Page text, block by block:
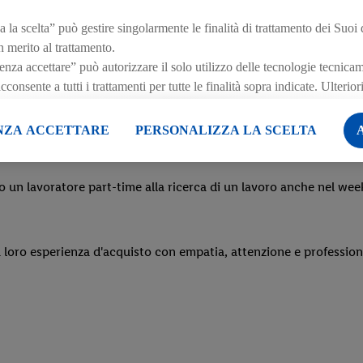
un’esperienza positiva per chi entra in negozio e contribuisci al
un buon servizio alla clientela.
lavoratore part-time alla ricerca di un lavoro anche nel
esperienza d'acquisto con empatia, attenzione e
la scelta” può gestire singolarmente le finalità di trattamento dei Suoi
al trattamento.
accettare” può autorizzare il solo utilizzo delle tecnologie
a tutti i trattamenti per tutte le finalità sopra indicate.
effetto per il futuro, sono disponibili nella nostra informativa privacy
ACCETTARE PERSONALIZZA LA SCELTA